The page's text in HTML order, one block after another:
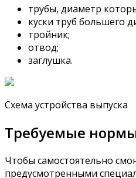
трубы, диаметр
куски труб большего
тройник;
отвод;
заглушка.
Схема устройства выпуска
Требуемые
Чтобы самостоятельно
предусмотренными